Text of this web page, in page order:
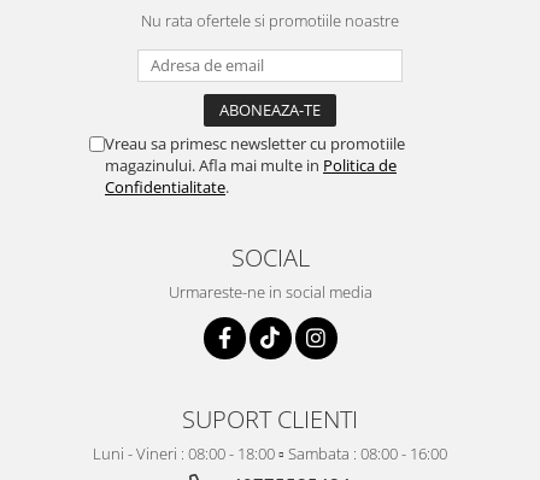
Nu rata ofertele si promotiile noastre
Vreau sa primesc newsletter cu promotiile
magazinului. Afla mai multe in Politica de
Confidentialitate.
SOCIAL
Urmareste-ne in social media
SUPORT CLIENTI
Luni - Vineri : 08:00 - 18:00 ▫️ Sambata : 08:00 - 16:00